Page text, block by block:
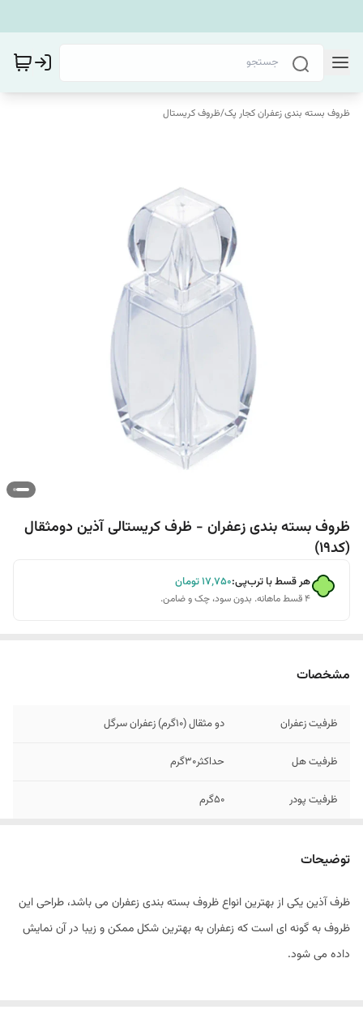
ظروف بسته بندی زعفران کجار پک/ظروف کریستال
ظروف بسته بندی زعفران - ظرف کریستالی آذین دومثقال
(کد19)
هر قسط با ترب‌پی:۱۷٬۷۵۰تومان
۴ قسط ماهانه. بدون سود، چک و ضامن.
مشخصات
ظرفیت زعفران دو مثقال (10گرم) زعفران سرگل
ظرفیت هل حداکثر30گرم
ظرفیت پودر 50گرم
کسب اطلاعات بیشتر
09128846167
توضیحات
ظرف آذین یکی از بهترین انواع ظروف بسته بندی زعفران می باشد، طراحی این
ظروف به گونه ای است که زعفران به بهترین شکل ممکن و زیبا در آن نمایش
داده می شود.